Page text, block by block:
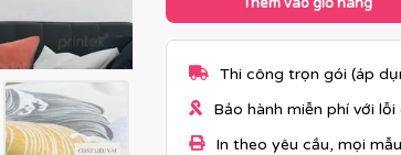
Thi công trọn gói (áp
Bảo hành miễn phí với
In theo yêu cầu, mọi